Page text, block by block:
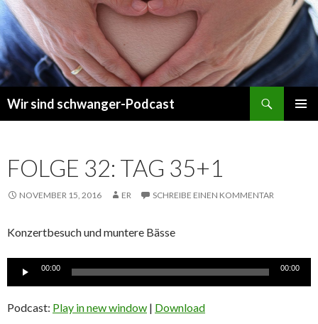
Wir sind schwanger-Podcast
FOLGE 32: TAG 35+1
NOVEMBER 15, 2016 ER SCHREIBE EINEN KOMMENTAR
Konzertbesuch und muntere Bässe
Audio-
00:00 00:00
Podcast: Play in new window | Download